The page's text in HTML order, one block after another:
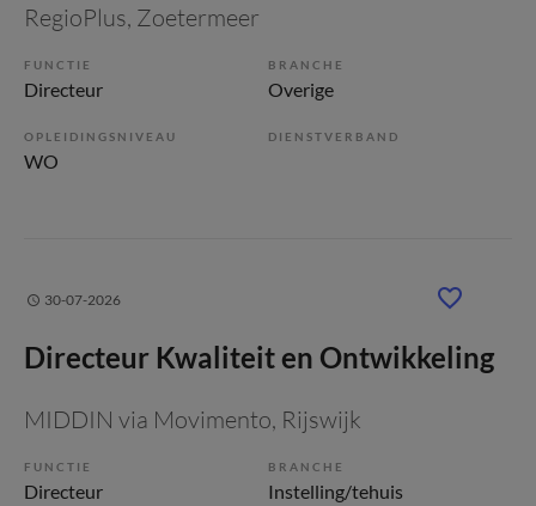
RegioPlus, Zoetermeer
FUNCTIE
Directeur
BRANCHE
Overige
OPLEIDINGSNIVEAU
WO
DIENSTVERBAND
30-07-2026
Directeur Kwaliteit en Ontwikkeling
MIDDIN via Movimento, Rijswijk
FUNCTIE
Directeur
BRANCHE
Instelling/tehuis